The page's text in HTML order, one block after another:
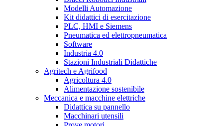
Modelli Automazione
Kit didattici di esercitazione
PLC, HMI e Siemens
Pneumatica ed elettropneumatica
Software
Industria 4.0
Stazioni Industriali Didattiche
Agritech e Agrifood
Agricoltura 4.0
Alimentazione sostenibile
Meccanica e macchine elettriche
Didattica su pannello
Macchinari utensili